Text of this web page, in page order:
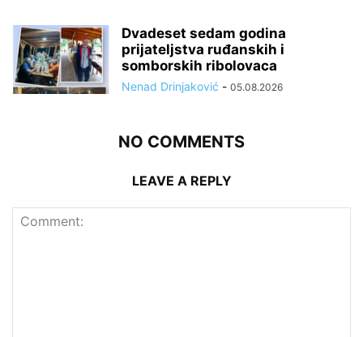
Dvadeset sedam godina
prijateljstva ruđanskih i
somborskih ribolovaca
Nenad Drinjaković - 05.08.2026
NO COMMENTS
LEAVE A REPLY